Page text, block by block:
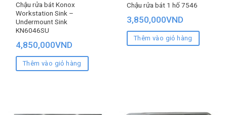
Chậu rửa bát Konox
Workstation Sink –
Undermount Sink
KN6046SU
4,850,000VND
Thêm vào giỏ hàng
Chậu rửa bát 1 hố 7546
3,850,000VND
Thêm vào giỏ hàng